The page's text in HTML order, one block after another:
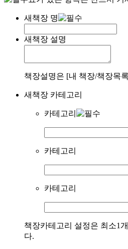
새책장 명
새책장 설명
책장설명은 [내 책장/책장목
새책장 카테고리
카테고리
카테고리
카테고리
책장카테고리 설정은 최소1
다.